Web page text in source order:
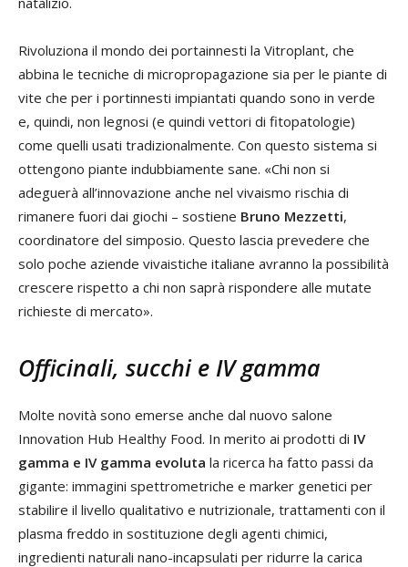
Rivoluziona il mondo dei portainnesti la Vitroplant, che
abbina le tecniche di micropropagazione sia per le piante di
vite che per i portinnesti impiantati quando sono in verde
e, quindi, non legnosi (e quindi vettori di fitopatologie)
come quelli usati tradizionalmente. Con questo sistema si
ottengono piante indubbiamente sane. «Chi non si
adeguerà all’innovazione anche nel vivaismo rischia di
rimanere fuori dai giochi – sostiene Bruno Mezzetti,
coordinatore del simposio. Questo lascia prevedere che
solo poche aziende vivaistiche italiane avranno la possibilità
crescere rispetto a chi non saprà rispondere alle mutate
richieste di mercato».
Officinali, succhi e IV gamma
Molte novità sono emerse anche dal nuovo salone
Innovation Hub Healthy Food. In merito ai prodotti di IV
gamma e IV gamma evoluta la ricerca ha fatto passi da
gigante: immagini spettrometriche e marker genetici per
stabilire il livello qualitativo e nutrizionale, trattamenti con il
plasma freddo in sostituzione degli agenti chimici,
ingredienti naturali nano-incapsulati per ridurre la carica